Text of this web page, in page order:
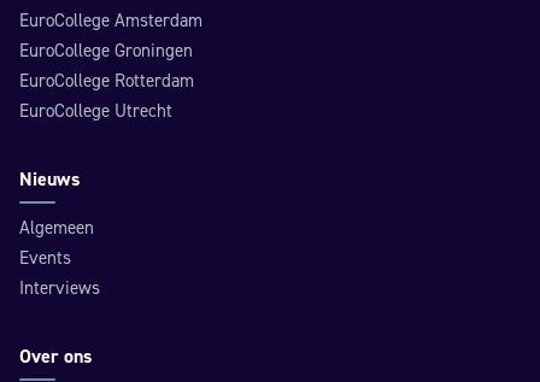
EuroCollege Amsterdam
EuroCollege Groningen
EuroCollege Rotterdam
EuroCollege Utrecht
Nieuws
Algemeen
Events
Interviews
Over ons